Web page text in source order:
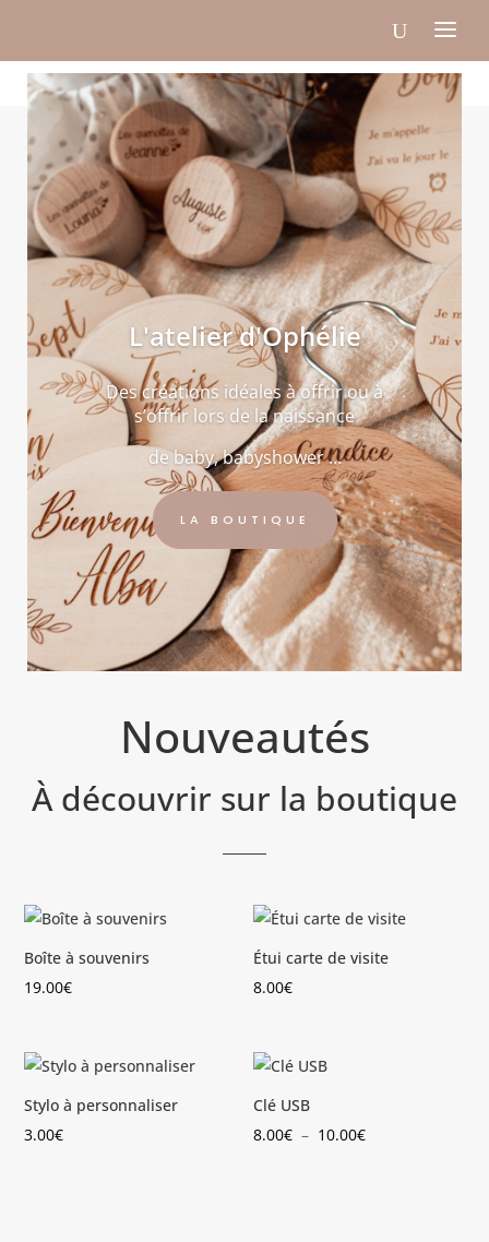
L'atelier d'Ophélie
Des créations idéales à offrir ou à
s’offrir lors de la naissance
de baby, babyshower …
LA BOUTIQUE
Nouveautés
À découvrir sur la boutique
Boîte à souvenirs
19.00€
Étui carte de visite
8.00€
Stylo à personnaliser
3.00€
Clé USB
8.00€ – 10.00€Plage